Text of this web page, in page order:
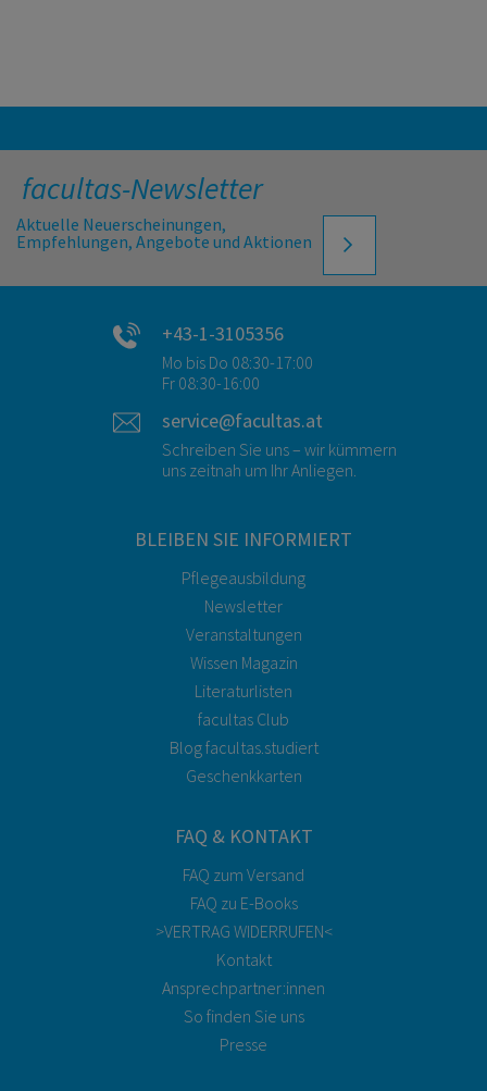
facultas-Newsletter
Aktuelle Neuerscheinungen,
Empfehlungen, Angebote und Aktionen
+43-1-3105356
Mo bis Do 08:30-17:00
Fr 08:30-16:00
service@facultas.at
Schreiben Sie uns – wir kümmern
uns zeitnah um Ihr Anliegen.
BLEIBEN SIE INFORMIERT
Pflegeausbildung
Newsletter
Veranstaltungen
Wissen Magazin
Literaturlisten
facultas Club
Blog facultas.studiert
Geschenkkarten
FAQ & KONTAKT
FAQ zum Versand
FAQ zu E-Books
>VERTRAG WIDERRUFEN<
Kontakt
Ansprechpartner:innen
So finden Sie uns
Presse